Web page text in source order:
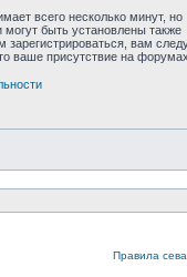
всего несколько минут, но
быть установлены также
зарегистрироваться, вам
ваше присутствие на форумах
Правила